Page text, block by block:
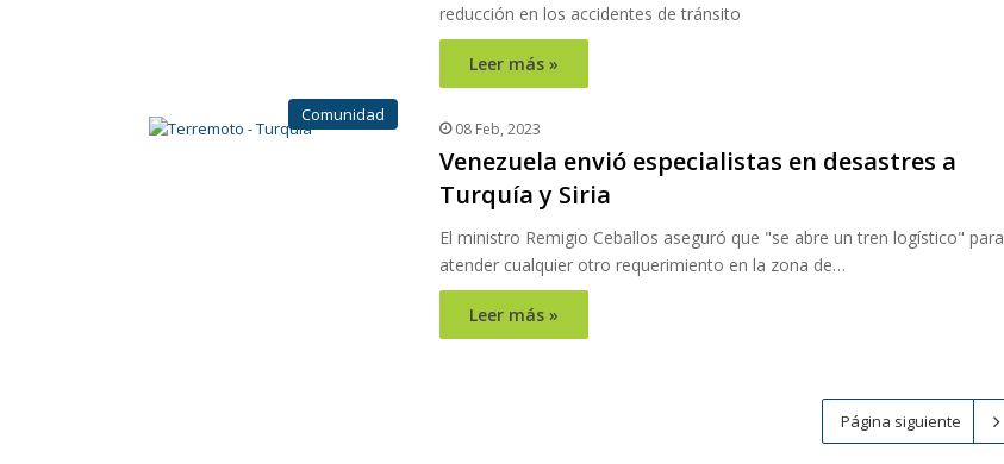
reducción en los accidentes de tránsito
Leer más »
Comunidad
08 Feb, 2023
Venezuela envió especialistas en desastres a
Turquía y Siria
El ministro Remigio Ceballos aseguró que "se abre un tren logístico" para
atender cualquier otro requerimiento en la zona de…
Leer más »
Página siguiente